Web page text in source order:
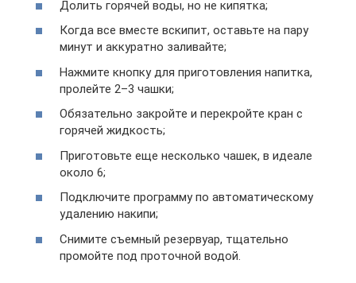
Долить горячей воды, но не кипятка;
Когда все вместе вскипит, оставьте на пару
минут и аккуратно заливайте;
Нажмите кнопку для приготовления напитка,
пролейте 2–3 чашки;
Обязательно закройте и перекройте кран с
горячей жидкость;
Приготовьте еще несколько чашек, в идеале
около 6;
Подключите программу по автоматическому
удалению накипи;
Снимите съемный резервуар, тщательно
промойте под проточной водой.